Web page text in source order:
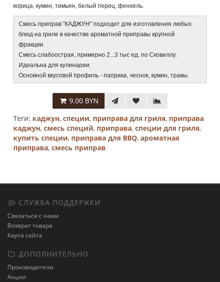
корица, кумин, тимьян, белый перец, фенхель.
Смесь приправ "КАДЖУН" подходит для изготовления любых
блюд на гриле в качестве ароматной приправы крупной
фракции.
Смесь слабоострая, примерно 2...3 тыс ед. по Сковиллу.
Идеальна для кулинарии.
Основной вкусовой профиль - паприка, чеснок, кумин, травы.
9.00 BYN
Теги: каджун, специи, приправа для гриля, приправа
каджун, смесь специй, приправа, специи для гриля,
купить специи, приправа для BBQ, ароматная
приправа, смесь приправ
СЛУЖБА ПОДДЕРЖКИ
Связаться с нами
Возврат товара
Карта сайта
ДОПОЛНИТЕЛЬНО
Производители
Акции